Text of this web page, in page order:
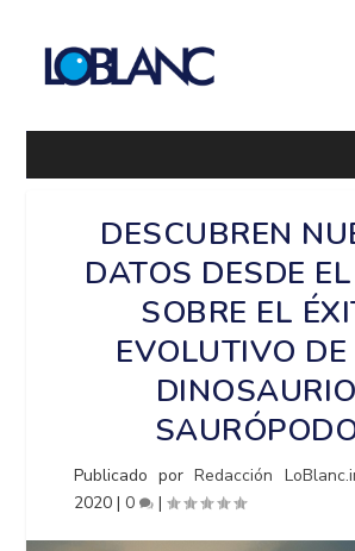
DESCUBREN
DATOS DESDE
SOBRE EL
EVOLUTIVO
Publicado porRedacción
2020 |0 |